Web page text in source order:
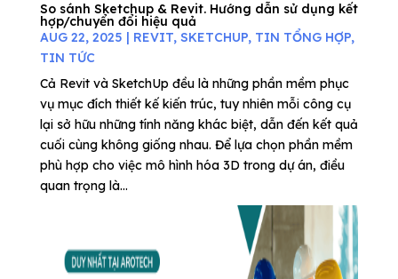
So sánh Sketchup & Revit. Hướng dẫn sử dụng kết
hợp/chuyển đổi hiệu quả
AUG 22, 2025 | REVIT, SKETCHUP, TIN TỔNG HỢP,
TIN TỨC
Cả Revit và SketchUp đều là những phần mềm phục
vụ mục đích thiết kế kiến trúc, tuy nhiên mỗi công cụ
lại sở hữu những tính năng khác biệt, dẫn đến kết quả
cuối cùng không giống nhau. Để lựa chọn phần mềm
phù hợp cho việc mô hình hóa 3D trong dự án, điều
quan trọng là...